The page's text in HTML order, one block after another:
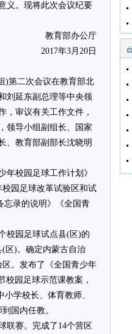
义。现将此次会议纪要
­ 教育部办公厅
­ 2017年3月20日
)第二次会议在教育部北
刘延东副总理等中央领
，审议有关工作文件，
领导小组副组长、国家
、教育部副部长沈晓明
校园足球工作计划》
园足球改革试验区和试
忘录的说明》《全国青
校园足球试点县(区)的
区)。确定内蒙古自治
。发布了《全国青少年
校园足球示范课教案，
学校长、体育教师、
国内任教。
赛。完成了14个营区